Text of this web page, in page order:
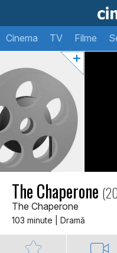
Cinema TV Filme
The Chaperone
The Chaperone
103 minute | Dramă